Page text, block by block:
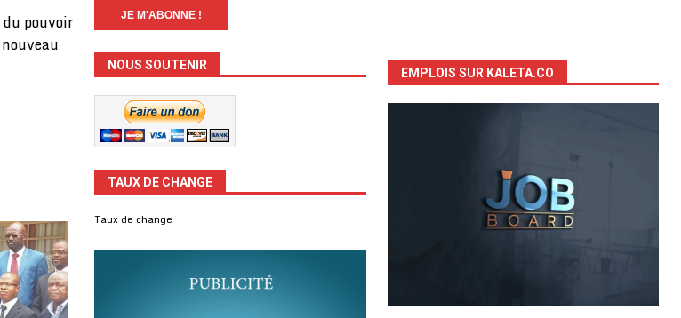
pouvoir
NOUS SOUTENIR
TAUX DE CHANGE
Taux de change
EMPLOIS SUR KALETA.CO